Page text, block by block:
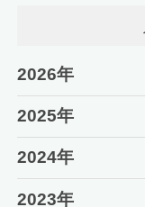
2026年
2025年
2024年
2023年